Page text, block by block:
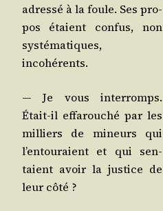
adres­sé à la foule. Ses pro­
pos étaient confus, non
sys­té­ma­tiques,
incohérents.
— Je vous inter­romps.
Était-il effa­rou­ché par les
mil­liers de mineurs qui
l’en­tou­raient et qui sen­
taient avoir la jus­tice de
leur côté ?